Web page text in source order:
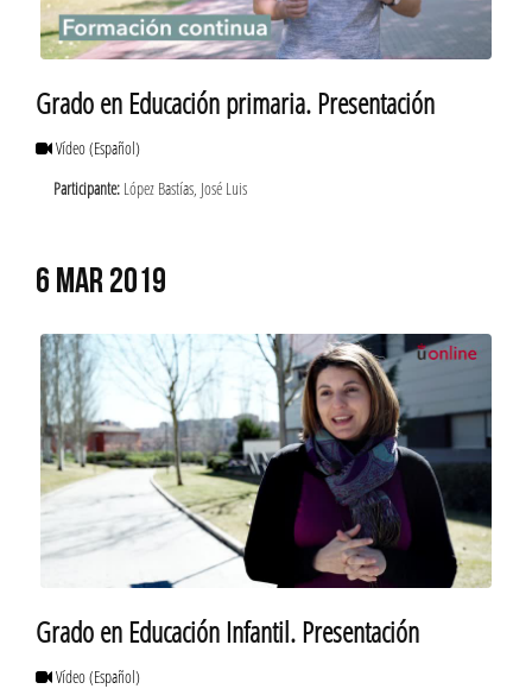
Grado en Educación primaria. Presentación
Vídeo(Español)
Participante: López Bastías, José Luis
6 MAR 2019
Grado en Educación Infantil. Presentación
Vídeo(Español)